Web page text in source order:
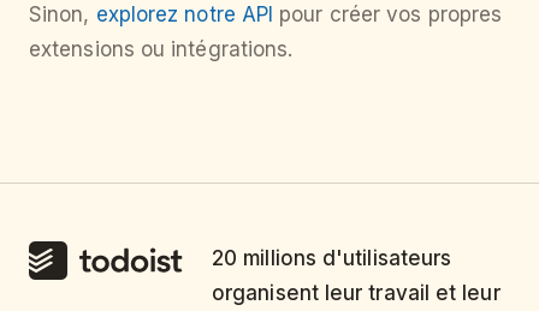
Sinon, explorez notre API pour créer vos propres
extensions ou intégrations.
20 millions d'utilisateurs
organisent leur travail et leur